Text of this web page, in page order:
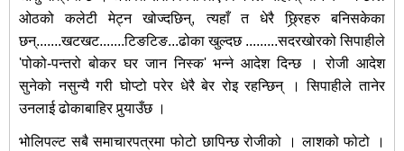
ओठको कलेटी मेट्न खोज्दछिन्, त्यहाँ त धेरै छ्रि्रहरु बनिसकेका
छन्.......खटखट.......टिङटिङ...ढोका खुल्दछ .........सदरखोरको सिपाहीले
'पोको-पन्तरो बोकर घर जान निस्क' भन्ने आदेश दिन्छ । रोजी आदेश
सुनेको नसुन्यै गरी घोप्टो परेर धेरै बेर रोइ रहन्छिन् । सिपाहीले तानेर
उनलाई ढोकाबाहिर पुर्‍याउँछ ।
भोलिपल्ट सबै समाचारपत्रमा फोटो छापिन्छ रोजीको । लाशको फोटो ।